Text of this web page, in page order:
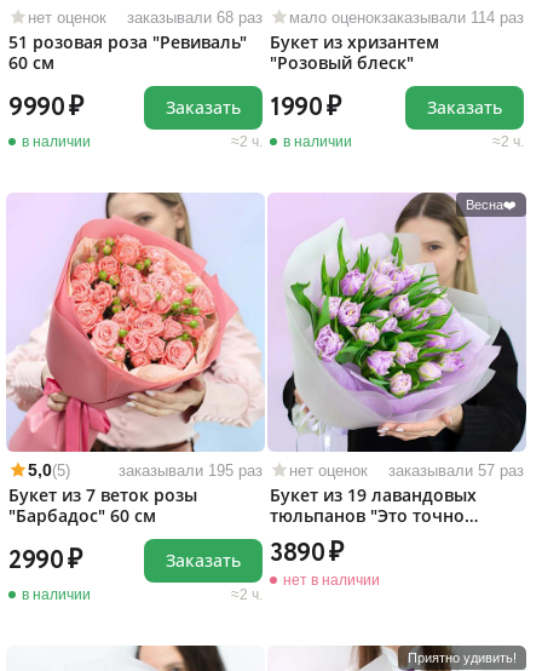
нет оценок заказывали 68 раз
51 розовая роза "Ревиваль"
60 см
9990
в наличии 2 ч.
Заказать
мало оценокзаказывали 114 раз
Букет из хризантем
"Розовый блеск"
1990
в наличии 2 ч.
Заказать
5,0(5) заказывали 195 раз
Букет из 7 веток розы
"Барбадос" 60 см
2990
в наличии 2 ч.
Заказать
Весна❤️
нет оценок заказывали 57 раз
Букет из 19 лавандовых
тюльпанов "Это точно
любовь!"
3890
нет в наличии
Приятно удивить!